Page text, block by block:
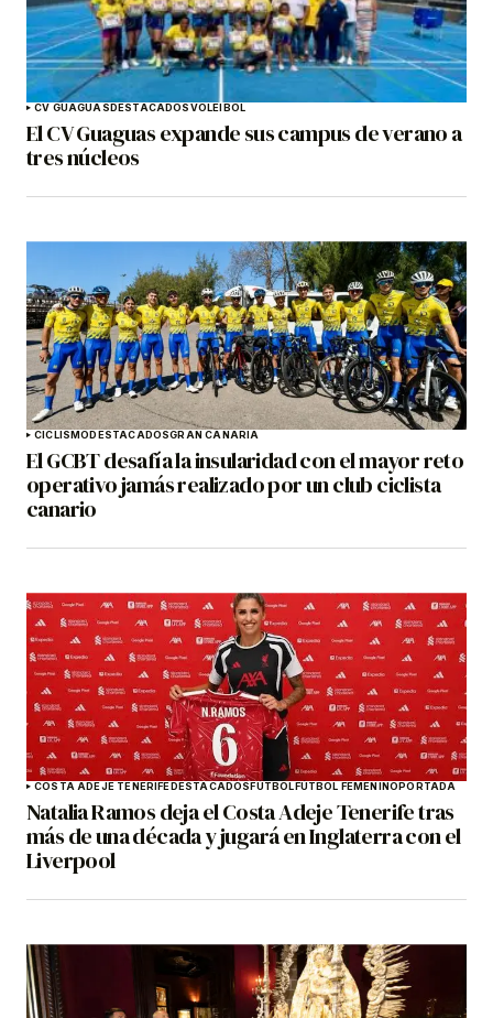
CV GUAGUASDESTACADOSVOLEIBOL
El CV Guaguas expande sus campus de verano a
tres núcleos
CICLISMODESTACADOSGRAN CANARIA
El GCBT desafía la insularidad con el mayor reto
operativo jamás realizado por un club ciclista
canario
COSTA ADEJE TENERIFEDESTACADOSFÚTBOLFÚTBOL FEMENINOPORTADA
Natalia Ramos deja el Costa Adeje Tenerife tras
más de una década y jugará en Inglaterra con el
Liverpool